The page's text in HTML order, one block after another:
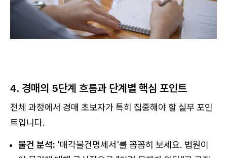
4. 경매의 5단계 흐름과 단계별 핵심 포인트
전체 과정에서 경매 초보자가 특히 집중해야 할 실무 포인
트입니다.
물건 분석: '매각물건명세서'를 꼼꼼히 보세요. 법원이